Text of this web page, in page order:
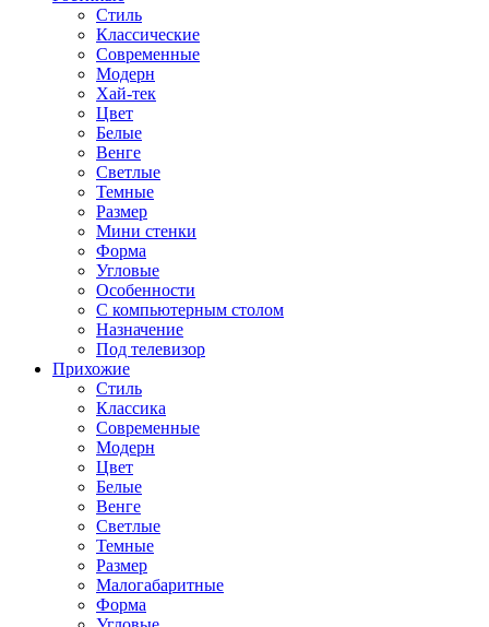
Стиль
Классические
Современные
Модерн
Хай-тек
Цвет
Белые
Венге
Светлые
Темные
Размер
Мини стенки
Форма
Угловые
Особенности
С компьютерным столом
Назначение
Под телевизор
Прихожие
Стиль
Классика
Современные
Модерн
Цвет
Белые
Венге
Светлые
Темные
Размер
Малогабаритные
Форма